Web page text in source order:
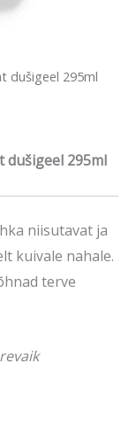
dušigeel 295ml
dušigeel 295ml
niisutavat ja
kuivale nahale.
terve